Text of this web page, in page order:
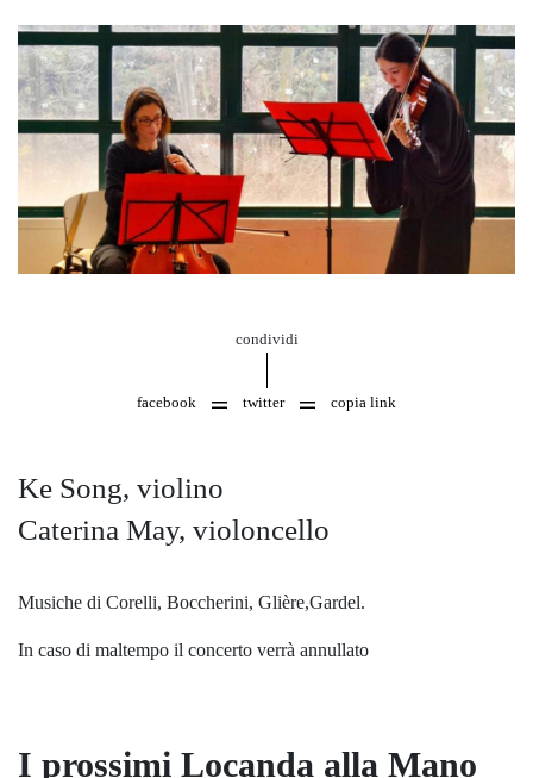
condividi
facebook twitter copia link
Ke Song, violino
Caterina May, violoncello
Musiche di Corelli, Boccherini, Glière,Gardel.
In caso di maltempo il concerto verrà annullato
I prossimi Locanda alla Mano